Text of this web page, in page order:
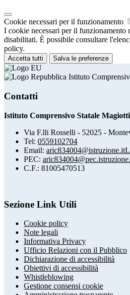
Cookie necessari per il funzionamento
I cookie necessari per il funzionamento
disabilitati. È possibile consultare
policy.
Accetta tutti Salva le preferenze
Istituto
Contatti
Istituto Comprensivo Statale Magiotti
Via F.lli Rosselli - 52025 -
Tel: 0559102704
Email: aric834004@istruzione.it
PEC:
C.F.: 81005470513
Sezione Link Utili
Cookie policy
Note legali
Informativa Privacy
Ufficio Relazioni con il Pubblico
Dichiarazione di accessibilità
Obiettivi di accessibilità
Whistleblowing
Gestione consensi cookie